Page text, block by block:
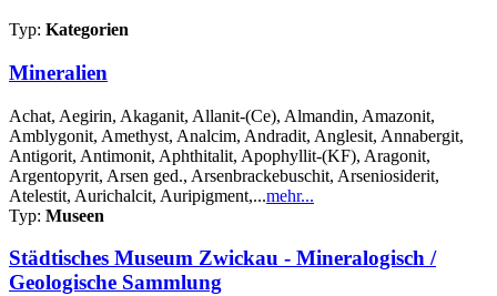
Typ: Kategorien
Mineralien
Achat, Aegirin, Akaganit, Allanit-(Ce), Almandin, Amazonit,
Amblygonit, Amethyst, Analcim, Andradit, Anglesit, Annabergit,
Antigorit, Antimonit, Aphthitalit, Apophyllit-(KF), Aragonit,
Argentopyrit, Arsen ged., Arsenbrackebuschit, Arseniosiderit,
Atelestit, Aurichalcit, Auripigment,...mehr...
Typ: Museen
Städtisches Museum Zwickau - Mineralogisch /
Geologische Sammlung